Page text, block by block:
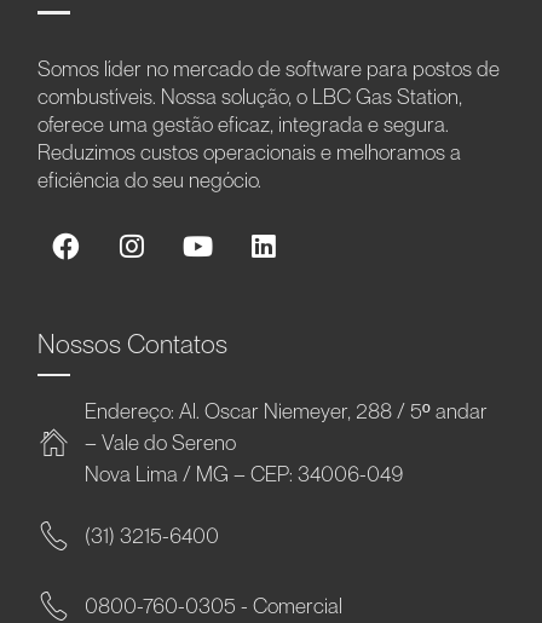
Somos líder no mercado de software para postos de
combustíveis. Nossa solução, o LBC Gas Station,
oferece uma gestão eficaz, integrada e segura.
Reduzimos custos operacionais e melhoramos a
eficiência do seu negócio.
Nossos Contatos
Endereço: Al. Oscar Niemeyer, 288 / 5º andar
– Vale do Sereno
Nova Lima / MG – CEP: 34006-049
(31) 3215-6400
0800-760-0305 - Comercial